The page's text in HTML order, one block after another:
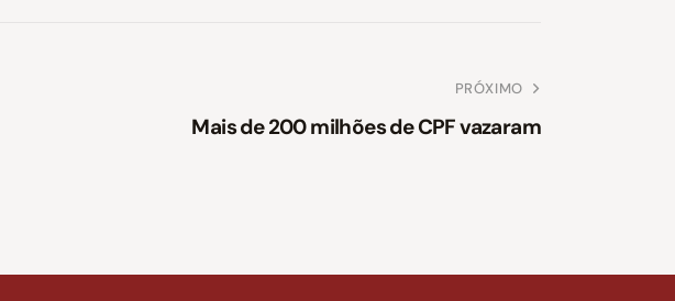
PRÓXIMO
Mais de 200 milhões de CPF vazaram